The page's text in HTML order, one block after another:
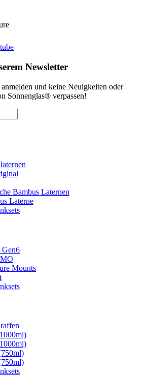
Newsletter
und keine Neuigkeiten oder
Sonnenglas® verpassen!
Bambus Laternen
Laterne
Gen6
Mounts